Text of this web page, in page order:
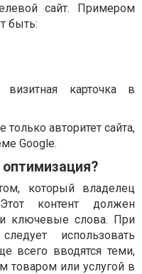
сайт. Примером
быть:
визитная карточка в
авторитет сайта,
Google.
который владелец
контент должен
ключевые слова. При
использовать
всего вводятся теми,
товаром или услугой в